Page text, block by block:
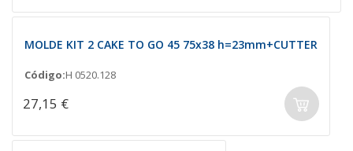
MOLDE KIT 2 CAKE TO GO 45 75x38 h=23mm+CUTTER
Código:H 0520.128
27,15 €